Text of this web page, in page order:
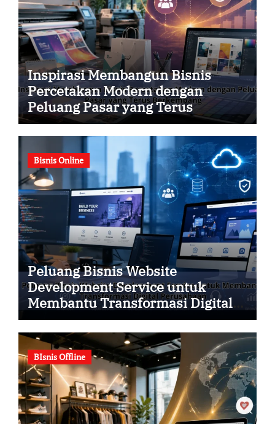
Inspirasi Membangun Bisnis
Percetakan Modern dengan
Peluang Pasar yang Terus
Berkembang
Bisnis Online
Peluang Bisnis Website
Development Service untuk
Membantu Transformasi Digital
Perusahaan
BIsnis Offline